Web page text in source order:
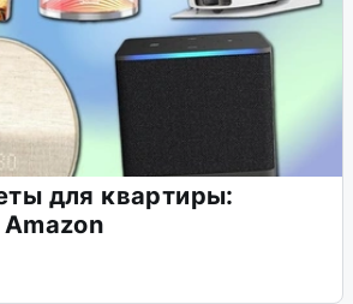
для квартиры: